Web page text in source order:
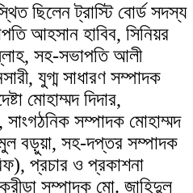
ছিলেন ট্রাস্টি বোর্ড সদস্য
আহসান হাবিব, সিনিয়র
সহ-সভাপতি আলী
যুগ্ম সাধারণ সম্পাদক
মোহাম্মদ দিদার,
সম্পাদক মোহাম্মদ
বড়ুয়া, সহ-দপ্তর সম্পাদক
প্রচার ও প্রকাশনা
সম্পাদক মো. জাহিদুল